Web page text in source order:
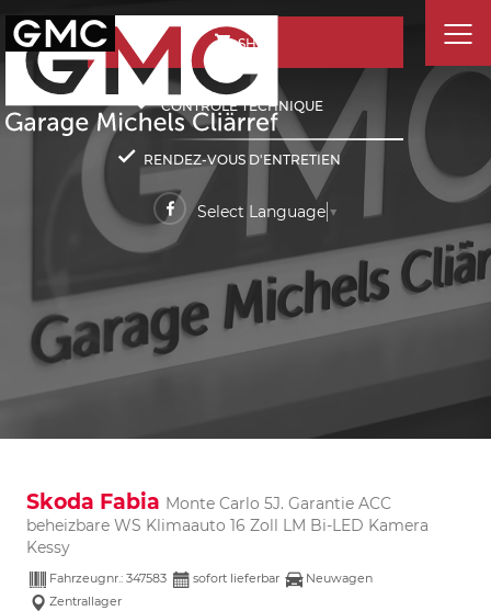
SHOP
CONTRÔLE TECHNIQUE
RENDEZ-VOUS D'ENTRETIEN
Select Language ▼
Skoda Fabia Monte Carlo 5J. Garantie ACC
beheizbare WS Klimaauto 16 Zoll LM Bi-LED Kamera
Kessy
Fahrzeugnr.: 347583 sofort lieferbar
Neuwagen
Zentrallager